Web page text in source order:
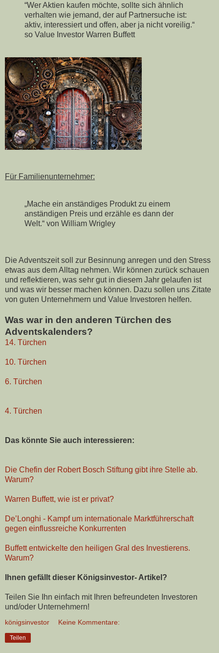
“Wer Aktien kaufen möchte, sollte sich ähnlich
verhalten wie jemand, der auf Partnersuche ist:
aktiv, interessiert und offen, aber ja nicht voreilig.“
so Value Investor Warren Buffett
Für Familienunternehmer:
„Mache ein anständiges Produkt zu einem
anständigen Preis und erzähle es dann der
Welt.“ von William Wrigley
Die Adventszeit soll zur Besinnung anregen und den Stress
etwas aus dem Alltag nehmen. Wir können zurück schauen
und reflektieren, was sehr gut in diesem Jahr gelaufen ist
und was wir besser machen können. Dazu sollen uns Zitate
von guten Unternehmern und Value Investoren helfen.
Was war in den anderen Türchen des
Adventskalenders?
14. Türchen
10. Türchen
6. Türchen
4. Türchen
Das könnte Sie auch interessieren:
Die Chefin der Robert Bosch Stiftung gibt ihre Stelle ab.
Warum?
Warren Buffett, wie ist er privat?
De’Longhi - Kampf um internationale Marktführerschaft
gegen einflussreiche Konkurrenten
Buffett entwickelte den heiligen Gral des Investierens.
Warum?
Ihnen gefällt dieser Königsinvestor- Artikel?
Teilen Sie Ihn einfach mit Ihren befreundeten Investoren
und/oder Unternehmern!
königsinvestor Keine Kommentare:
Teilen